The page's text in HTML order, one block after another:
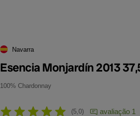
Navarra
Esencia Monjardín 2013
100% Chardonnay
5,0 avaliação 1